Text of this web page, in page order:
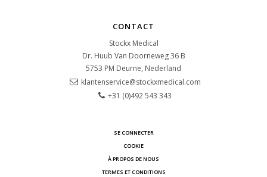
CONTACT
Stockx Medical
Dr. Huub Van Doorneweg 36 B
5753 PM Deurne, Nederland
klantenservice@stockxmedical.com
+31 (0)492 543 343
SE CONNECTER
COOKIE
À PROPOS DE NOUS
TERMES ET CONDITIONS